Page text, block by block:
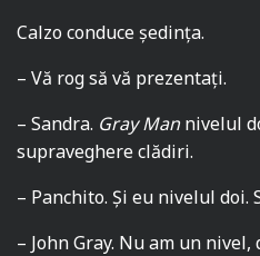
Calzo conduce ședința.
– Vă rog să vă prezentați.
– Sandra. Gray Mannivelul
supraveghere clădiri.
– Panchito. Și eu nivelul doi.
– John Gray. Nu am un